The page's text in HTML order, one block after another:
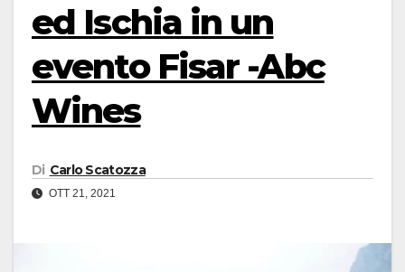
ed Ischia in un
evento Fisar -Abc
Wines
Di Carlo Scatozza
OTT 21, 2021